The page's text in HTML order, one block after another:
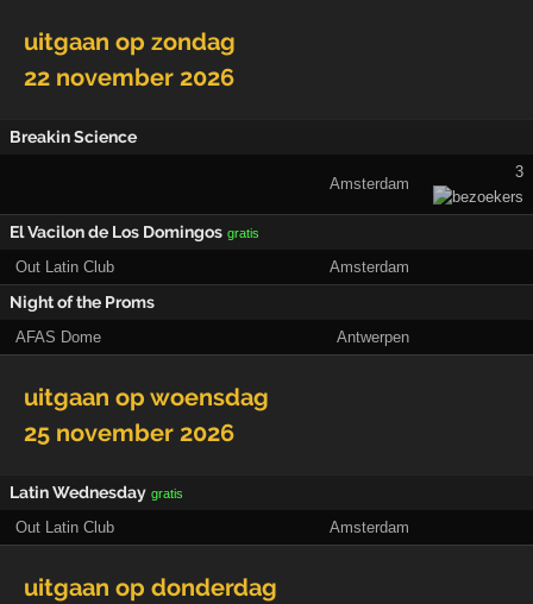
uitgaan op zondag
22 november 2026
Breakin Science
Amsterdam
3
El Vacilon de Los Domingos gratis
Out Latin Club Amsterdam
Night of the Proms
AFAS Dome Antwerpen
uitgaan op woensdag
25 november 2026
Latin Wednesday gratis
Out Latin Club Amsterdam
uitgaan op donderdag